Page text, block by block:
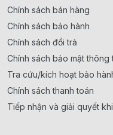
Chính sách bán hàng
Chính sách bảo hành
Chính sách đổi trả
Chính sách bảo mật thông
Tra cứu/kích hoạt bảo
Chính sách thanh toán
Tiếp nhận và giải quyết